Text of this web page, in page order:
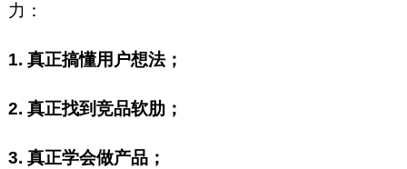
力：
1. 真正搞懂用户想法；
2. 真正找到竞品软肋；
3. 真正学会做产品；